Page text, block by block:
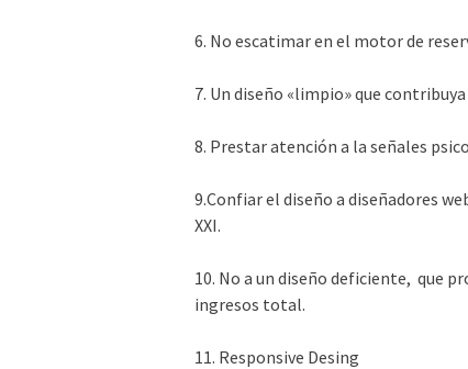
6. No escatimar en el motor de
7. Un diseño «limpio» que
8. Prestar atención a la señales
9.Confiar el diseño a diseñadores
XXI.
10. No a un diseño deficiente, que
ingresos total.
11. Responsive Desing